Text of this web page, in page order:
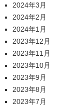
2024年3月
2024年2月
2024年1月
2023年12月
2023年11月
2023年10月
2023年9月
2023年8月
2023年7月